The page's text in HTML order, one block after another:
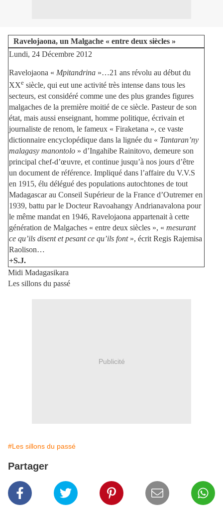
Ravelojaona, un Malgache « entre deux siècles »
Lundi, 24 Décembre 2012
Ravelojaona « Mpitandrina »…21 ans révolu au début du
XXe siècle, qui eut une activité très intense dans tous les
secteurs, est considéré comme une des plus grandes figures
malgaches de la première moitié de ce siècle. Pasteur de son
état, mais aussi enseignant, homme politique, écrivain et
journaliste de renom, le fameux « Firaketana », ce vaste
dictionnaire encyclopédique dans la lignée du « Tantaran’ny
malagasy manontolo » d’Ingahibe Rainitovo, demeure son
principal chef-d’œuvre, et continue jusqu’à nos jours d’être
un document de référence. Impliqué dans l’affaire du V.V.S
en 1915, élu délégué des populations autochtones de tout
Madagascar au Conseil Supérieur de la France d’Outremer en
1939, battu par le Docteur Ravoahangy Andrianavalona pour
le même mandat en 1946, Ravelojaona appartenait à cette
génération de Malgaches « entre deux siècles », « mesurant
ce qu’ils disent et pesant ce qu’ils font», écrit Regis Rajemisa
Raolison…
+S.J.
Midi Madagasikara
Les sillons du passé
Publicité
#Les sillons du passé
Partager